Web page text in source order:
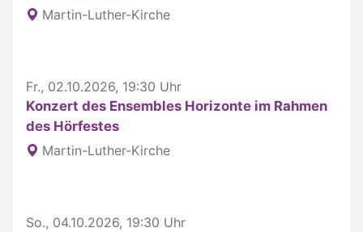
Martin-Luther-Kirche
Fr., 02.10.2026, 19:30 Uhr
Konzert des Ensembles Horizonte im Rahmen
des Hörfestes
Martin-Luther-Kirche
So., 04.10.2026, 19:30 Uhr